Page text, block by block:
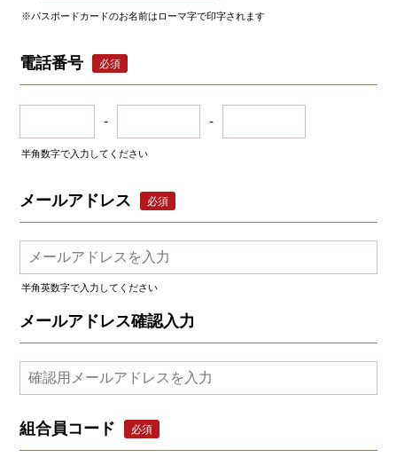
※パスポードカードのお名前はローマ字で印字されます
電話番号 必須
- -
半角数字で入力してください
メールアドレス 必須
半角英数字で入力してください
メールアドレス確認入力
組合員コード 必須